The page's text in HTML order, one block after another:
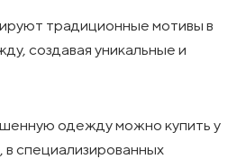
традиционные мотивы в
создавая уникальные и
одежду можно купить у
специализированных